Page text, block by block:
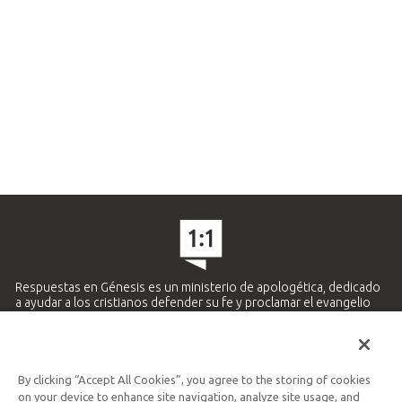
Respuestas en Génesis es un ministerio de apologética, dedicado
a ayudar a los cristianos defender su fe y proclamar el evangelio
Ministerio Hispano y Latinoamericano
By clicking “Accept All Cookies”, you agree to the storing of cookies
on your device to enhance site navigation, analyze site usage, and